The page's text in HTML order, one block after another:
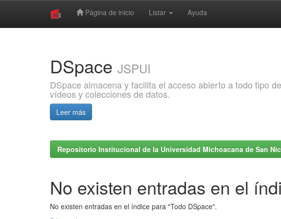
Página de inicio Listar Ayuda
DSpace JSPUI
DSpace almacena y facilita el acceso abierto a todo tipo
vídeos y colecciones de datos.
Leer más
Repositorio Institucional de la Universidad Michoacana de San
No existen entradas en el
No existen entradas en el índice para "Todo DSpace".